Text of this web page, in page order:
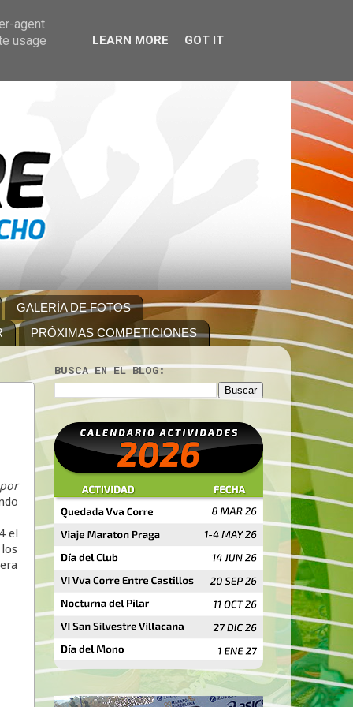
GALERÍA DE FOTOS
PRÓXIMAS COMPETICIONES
el
BUSCA EN EL BLOG:
agent
usage
LEARN MORE GOT IT